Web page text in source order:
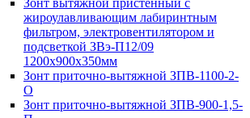
Зонт вытяжной пристенный с
жироулавливающим лабиринтным
фильтром, электровентилятором и
подсветкой ЗВэ-П12/09
1200х900х350мм
Зонт приточно-вытяжной ЗПВ-1100-2-
О
Зонт приточно-вытяжной ЗПВ-900-1,5-